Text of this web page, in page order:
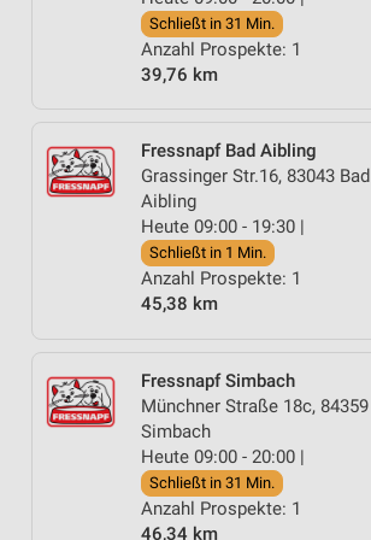
Schließt in 31 Min.
Anzahl Prospekte: 1
39,76 km
Fressnapf Bad Aibling
Grassinger Str.16, 83043 Bad
Aibling
Heute 09:00 - 19:30 |
Schließt in 1 Min.
Anzahl Prospekte: 1
45,38 km
Fressnapf Simbach
Münchner Straße 18c, 84359
Simbach
Heute 09:00 - 20:00 |
Schließt in 31 Min.
Anzahl Prospekte: 1
46,34 km